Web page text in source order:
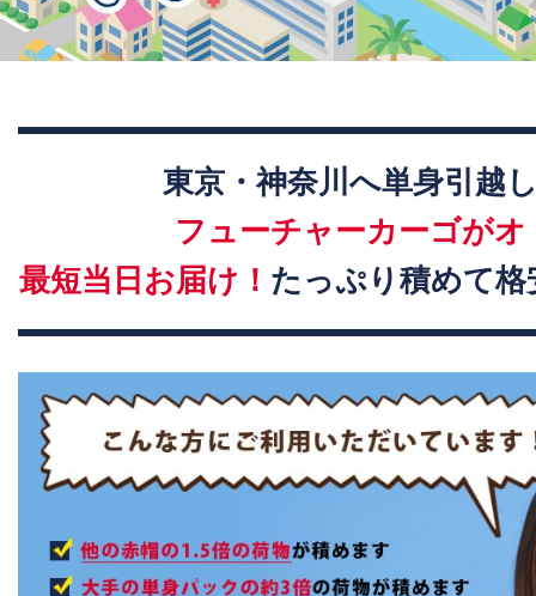
東京・神奈川へ単身引越
フューチャーカーゴがオ
最短当日お届け！ たっぷり積めて